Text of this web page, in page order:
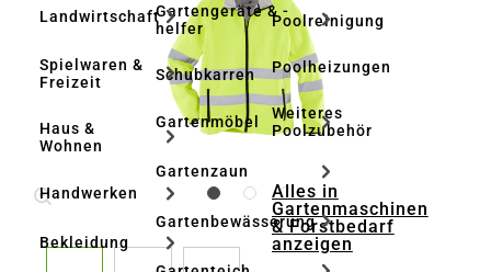
Landwirtschaft
Spielwaren &
Freizeit
Haus &
Wohnen
Handwerken
Bekleidung
Gartengeräte & -
helfer
Schubkarren
Gartenmöbel
Gartenzaun
Gartenbewässerung
Poolreinigung
Poolheizungen
Weiteres
Poolzubehör
Alles in
Gartenmaschinen
& Forstbedarf
anzeigen